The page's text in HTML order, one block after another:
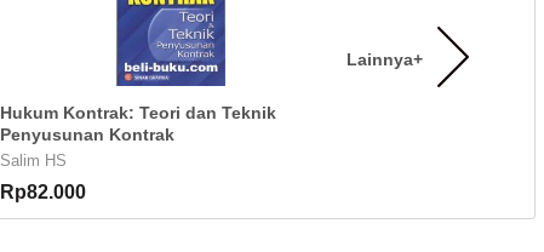
Hukum Kontrak: Teori dan Teknik
Penyusunan Kontrak
Salim HS
Rp82.000
Lainnya+